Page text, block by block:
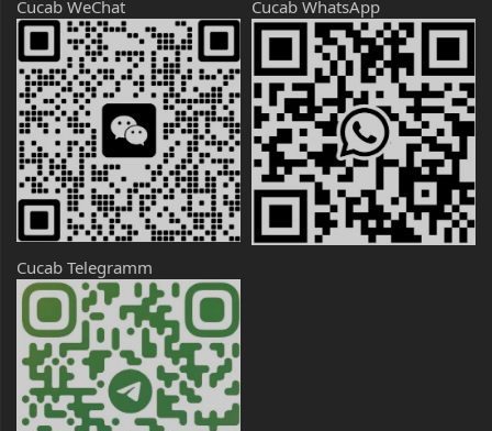
Cucab WeChat Cucab WhatsApp
Cucab Telegramm